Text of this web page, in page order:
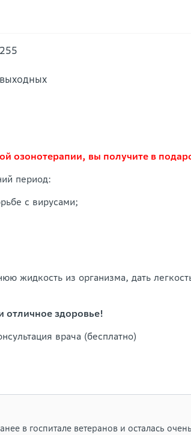
озонотерапии, вы получите в
период:
с вирусами;
жидкость из организма, дать
отличное здоровье!
врача (бесплатно)
в госпитале ветеранов и осталась